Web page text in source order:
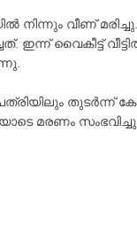
നിന്നും വീണ്
വൈകീട്ട്
തുടർന്ന്
മരണം സംഭവിച്ചു.